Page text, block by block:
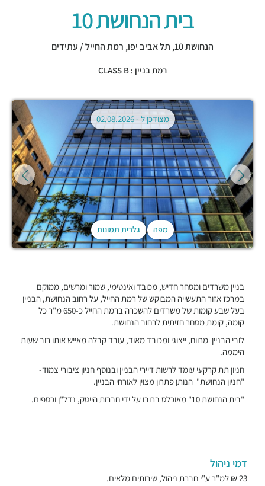
בית הנחושת 10
הנחושת 10, תל אביב יפו, רמת החייל / עתידים
רמת בניין : CLASS B
מפה גלרית תמונות
מצודכן ל -02.08.2026
בניין משרדים ומסחר חדיש, מכובד ואינטימי, שמור ומרשים, ממוקם
במרכז אזור התעשייה המבוקש של רמת החייל, על רחוב הנחושת, הבניין
בעל שבע קומות של משרדים להשכרה ברמת החייל כ-650 מ"ר כל
קומה, קומת מסחר חזיתית לרחוב הנחושת.
לובי הבניין מרווח, ייצוגי ומכובד מאוד, עובד קבלה מאייש אותו רוב שעות
היממה.
חניון תת קרקעי עומד לרשות דיירי הבניין ובנוסף חניון ציבורי צמוד-
"חניון הנחושת" הנותן פתרון מצוין לאורחי הבניין.
"בית הנחושת 10" מאוכלס ברובו על ידי חברות הייטק, נדל"ן וכספים.
דמי ניהול
23 ₪ למ"ר ע"י חברת ניהול, שירותים מלאים.